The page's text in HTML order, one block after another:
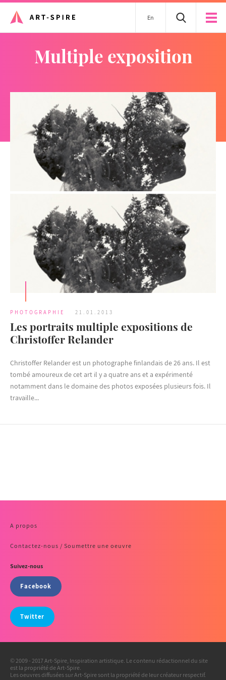
En
multiple exposition
PHOTOGRAPHIE 21.01.2013
Les portraits multiple expositions de
Christoffer Relander
Christoffer Relander est un photographe finlandais de 26 ans. Il est
tombé amoureux de cet art il y a quatre ans et a expérimenté
notamment dans le domaine des photos exposées plusieurs fois. Il
travaille...
A propos
Contactez-nous / Soumettre une oeuvre
Suivez-nous
Facebook
Twitter
© 2009 - 2017 Art-Spire, Inspiration artistique. Le contenu rédactionnel du site
est la propriété de Art-Spire.
Les oeuvres diffusées sur Art-Spire sont la propriété de leur créateur respectif.